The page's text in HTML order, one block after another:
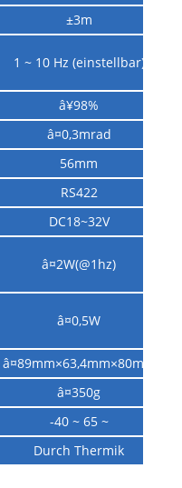
±3m
1 ~ 10 Hz (einstellbar)
â¥98%
â¤0,3mrad
56mm
RS422
DC18~32V
â¤2W(@1hz)
â¤0,5W
â¤89mm×63,4mm×80mm
â¤350g
-40 ~ 65 ~
Durch Thermik